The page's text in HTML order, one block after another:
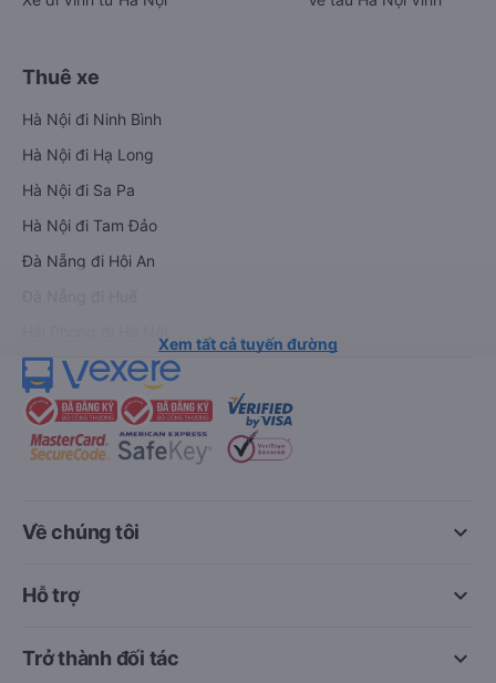
Thuê xe
Hà Nội đi Ninh Bình
Hà Nội đi Hạ Long
Hà Nội đi Sa Pa
Hà Nội đi Tam Đảo
Đà Nẵng đi Hội An
Xem tất cả tuyến đường
keyboard_arrow_down
Về chúng tôi
keyboard_arrow_down
Hỗ trợ
keyboard_arrow_down
Trở thành đối tác